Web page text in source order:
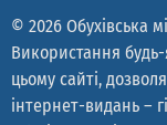
© 2026 Обухівська
Використання будь-
цьому сайті,
інтернет-видань –